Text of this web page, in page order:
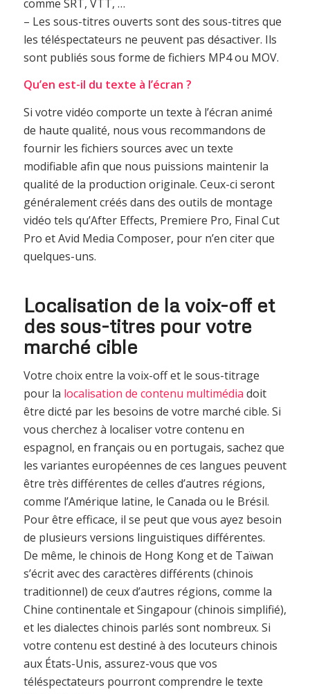
comme SRT, VTT, …
– Les sous-titres ouverts sont des sous-titres que
les téléspectateurs ne peuvent pas désactiver. Ils
sont publiés sous forme de fichiers MP4 ou MOV.
Qu’en est-il du texte à l’écran ?
Si votre vidéo comporte un texte à l’écran animé
de haute qualité, nous vous recommandons de
fournir les fichiers sources avec un texte
modifiable afin que nous puissions maintenir la
qualité de la production originale. Ceux-ci seront
généralement créés dans des outils de montage
vidéo tels qu’After Effects, Premiere Pro, Final Cut
Pro et Avid Media Composer, pour n’en citer que
quelques-uns.
Localisation de la voix-off et
des sous-titres pour votre
marché cible
Votre choix entre la voix-off et le sous-titrage
pour la localisation de contenu multimédia doit
être dicté par les besoins de votre marché cible. Si
vous cherchez à localiser votre contenu en
espagnol, en français ou en portugais, sachez que
les variantes européennes de ces langues peuvent
être très différentes de celles d’autres régions,
comme l’Amérique latine, le Canada ou le Brésil.
Pour être efficace, il se peut que vous ayez besoin
de plusieurs versions linguistiques différentes.
De même, le chinois de Hong Kong et de Taïwan
s’écrit avec des caractères différents (chinois
traditionnel) de ceux d’autres régions, comme la
Chine continentale et Singapour (chinois simplifié),
et les dialectes chinois parlés sont nombreux. Si
votre contenu est destiné à des locuteurs chinois
aux États-Unis, assurez-vous que vos
téléspectateurs pourront comprendre le texte